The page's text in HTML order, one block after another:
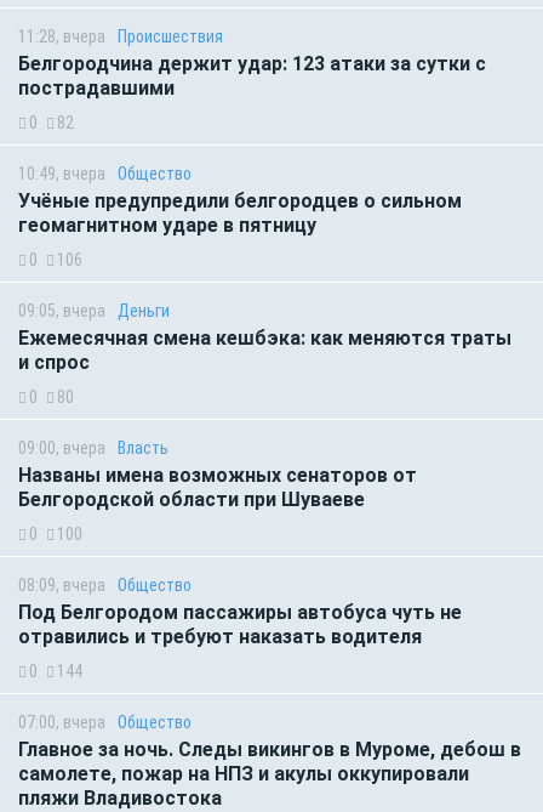
11:28, вчера Происшествия
Белгородчина держит удар: 123 атаки за сутки с
пострадавшими
0 82
10:49, вчера Общество
Учёные предупредили белгородцев о сильном
геомагнитном ударе в пятницу
0 106
09:05, вчера Деньги
Ежемесячная смена кешбэка: как меняются траты
и спрос
0 80
09:00, вчера Власть
Названы имена возможных сенаторов от
Белгородской области при Шуваеве
0 100
08:09, вчера Общество
Под Белгородом пассажиры автобуса чуть не
отравились и требуют наказать водителя
0 144
07:00, вчера Общество
Главное за ночь. Следы викингов в Муроме, дебош в
самолете, пожар на НПЗ и акулы оккупировали
пляжи Владивостока